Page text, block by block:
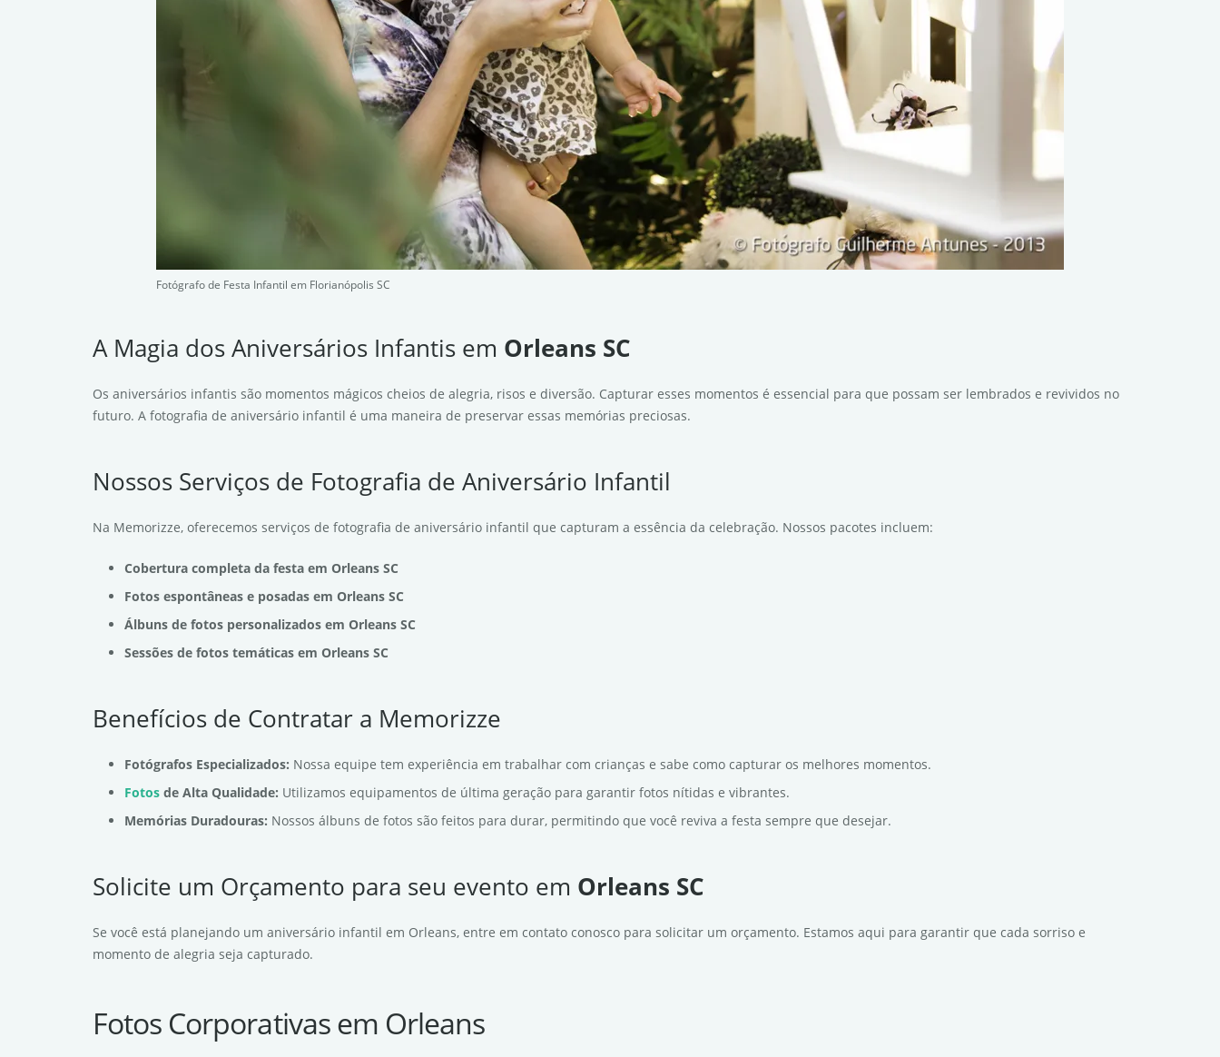
Fotógrafo de Festa Infantil em Florianópolis SC
A Magia dos Aniversários Infantis em Orleans SC
Os aniversários infantis são momentos mágicos cheios de alegria, risos e diversão. Capturar esses momentos é essencial para que possam ser lembrados e revividos no
futuro. A fotografia de aniversário infantil é uma maneira de preservar essas memórias preciosas.
Nossos Serviços de Fotografia de Aniversário Infantil
Na Memorizze, oferecemos serviços de fotografia de aniversário infantil que capturam a essência da celebração. Nossos pacotes incluem:
Cobertura completa da festa em Orleans SC
Fotos espontâneas e posadas em Orleans SC
Álbuns de fotos personalizados em Orleans SC
Sessões de fotos temáticas em Orleans SC
Benefícios de Contratar a Memorizze
Fotógrafos Especializados: Nossa equipe tem experiência em trabalhar com crianças e sabe como capturar os melhores momentos.
Fotos de Alta Qualidade: Utilizamos equipamentos de última geração para garantir fotos nítidas e vibrantes.
Memórias Duradouras: Nossos álbuns de fotos são feitos para durar, permitindo que você reviva a festa sempre que desejar.
Solicite um Orçamento para seu evento em Orleans SC
Se você está planejando um aniversário infantil em Orleans, entre em contato conosco para solicitar um orçamento. Estamos aqui para garantir que cada sorriso e
momento de alegria seja capturado.
Fotos Corporativas em Orleans